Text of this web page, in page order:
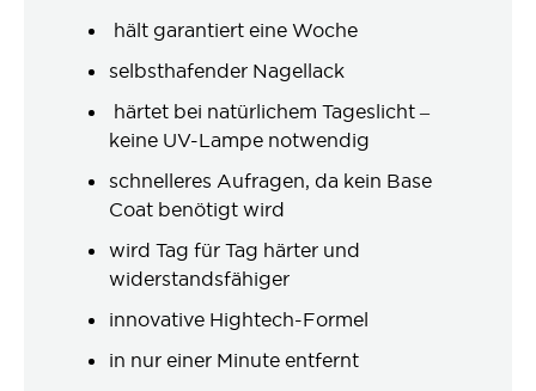
hält garantiert eine Woche
selbsthafender Nagellack
härtet bei natürlichem Tageslicht –
keine UV-Lampe notwendig
schnelleres Aufragen, da kein Base
Coat benötigt wird
wird Tag für Tag härter und
widerstandsfähiger
innovative Hightech-Formel
in nur einer Minute entfernt